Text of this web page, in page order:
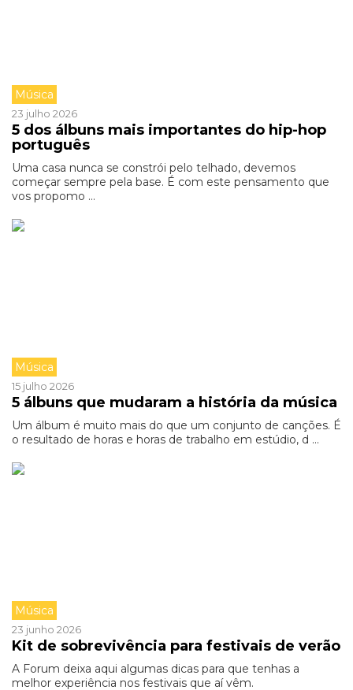
Música
23 julho 2026
5 dos álbuns mais importantes do hip-hop
português
Uma casa nunca se constrói pelo telhado, devemos
começar sempre pela base. É com este pensamento que
vos propomo ...
Música
15 julho 2026
5 álbuns que mudaram a história da música
Um álbum é muito mais do que um conjunto de canções. É
o resultado de horas e horas de trabalho em estúdio, d ...
Música
23 junho 2026
Kit de sobrevivência para festivais de verão
A Forum deixa aqui algumas dicas para que tenhas a
melhor experiência nos festivais que aí vêm.